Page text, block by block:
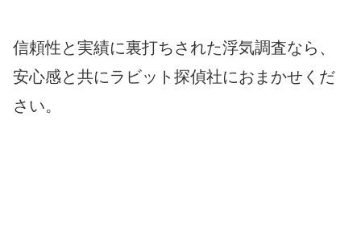
信頼性と実績に裏打ちされた浮気調査なら、
安心感と共にラビット探偵社におまかせくだ
さい。